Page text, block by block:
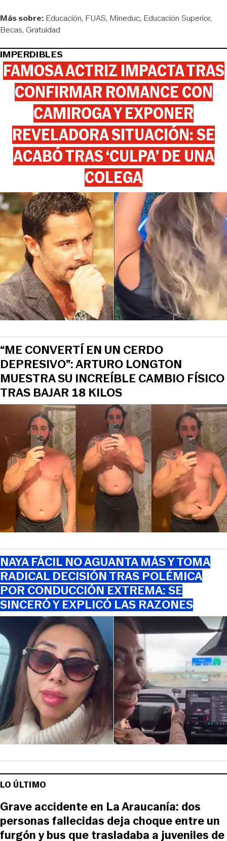
Más sobre: Educación FUAS Mineduc Educación Superior
Becas Gratuidad
IMPERDIBLES
FAMOSA ACTRIZ IMPACTA TRAS
CONFIRMAR ROMANCE CON
CAMIROGA Y EXPONER
REVELADORA SITUACIÓN: SE
ACABÓ TRAS ‘CULPA’ DE UNA
COLEGA
“ME CONVERTÍ EN UN CERDO
DEPRESIVO”: ARTURO LONGTON
MUESTRA SU INCREÍBLE CAMBIO FÍSICO
TRAS BAJAR 18 KILOS
NAYA FÁCIL NO AGUANTA MÁS Y TOMA
RADICAL DECISIÓN TRAS POLÉMICA
POR CONDUCCIÓN EXTREMA: SE
SINCERÓ Y EXPLICÓ LAS RAZONES
LO ÚLTIMO
Grave accidente en La Araucanía: dos
personas fallecidas deja choque entre un
furgón y bus que trasladaba a juveniles de